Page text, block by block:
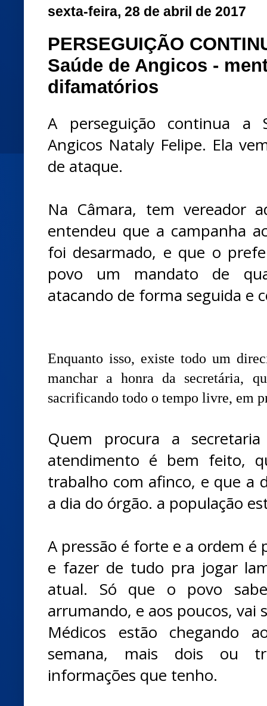
sexta-feira, 28 de abril de 2017
PERSEGUIÇÃO
Saúde de Angicos -
difamatórios
A perseguição continua a
Angicos Nataly Felipe. Ela
de ataque.
Na Câmara, tem vereador
entendeu que a campanha
foi desarmado, e que o
povo um mandato de
atacando de forma seguida e
Enquanto isso, existe todo um
manchar a honra da secretária,
sacrificando todo o tempo livre, em
Quem procura a
atendimento é bem feito,
trabalho com afinco, e que a
a dia do órgão. a população
A pressão é forte e a ordem
e fazer de tudo pra jogar
atual. Só que o povo
arrumando, e aos poucos, vai
Médicos estão chegando
semana, mais dois ou
informações que tenho.